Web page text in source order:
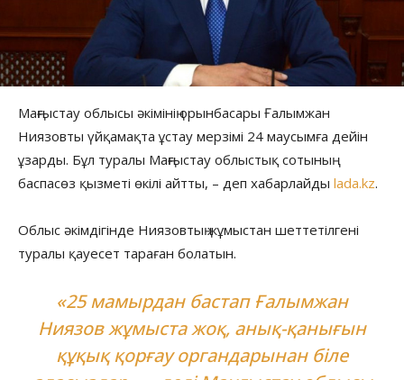
Маңғыстау облысы әкімінің орынбасары Ғалымжан
Ниязовты үйқамақта ұстау мерзімі 24 маусымға дейін
ұзарды. Бұл туралы Маңғыстау облыстық сотының
баспасөз қызметі өкілі айтты, – деп хабарлайды lada.kz.
Облыс әкімдігінде Ниязовтың жұмыстан шеттетілгені
туралы қауесет тараған болатын.
«25 мамырдан бастап Ғалымжан
Ниязов жұмыста жоқ, анық-қанығын
құқық қорғау органдарынан біле